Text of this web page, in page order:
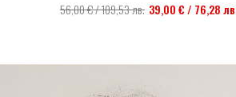
56,00 € / 109,53 лв. 39,00 € / 76,28